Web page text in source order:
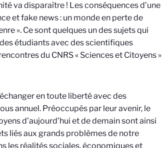
va disparaître ! Les conséquences d’une
et fake news : un monde en perte de
». Ce sont quelques un des sujets qui
étudiants avec des scientifiques
du CNRS « Sciences et Citoyens »
en toute liberté avec des
annuel. Préoccupés par leur avenir, le
d’aujourd’hui et de demain sont ainsi
liés aux grands problèmes de notre
les réalités sociales, économiques et